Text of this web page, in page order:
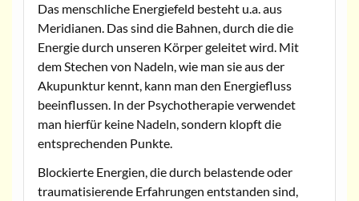
Das menschliche Energiefeld besteht u.a. aus
Meridianen. Das sind die Bahnen, durch die die
Energie durch unseren Körper geleitet wird. Mit
dem Stechen von Nadeln, wie man sie aus der
Akupunktur kennt, kann man den Energiefluss
beeinflussen. In der Psychotherapie verwendet
man hierfür keine Nadeln, sondern klopft die
entsprechenden Punkte.
Blockierte Energien, die durch belastende oder
traumatisierende Erfahrungen entstanden sind,